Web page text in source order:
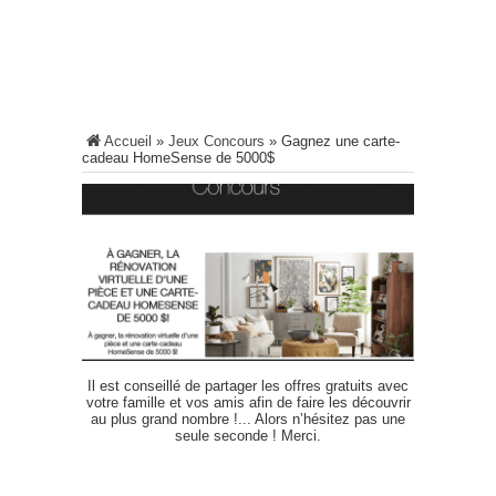
Accueil » Jeux Concours » Gagnez une carte-
cadeau HomeSense de 5000$
Il est conseillé de partager les offres gratuits avec
votre famille et vos amis afin de faire les découvrir
au plus grand nombre !... Alors n’hésitez pas une
seule seconde ! Merci.